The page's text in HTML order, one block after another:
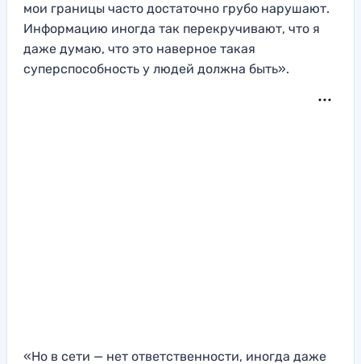
мои границы часто достаточно грубо нарушают.
Информацию иногда так перекручивают, что я
даже думаю, что это наверное такая
суперспособность у людей должна быть».
«Но в сети — нет ответственности, иногда даже